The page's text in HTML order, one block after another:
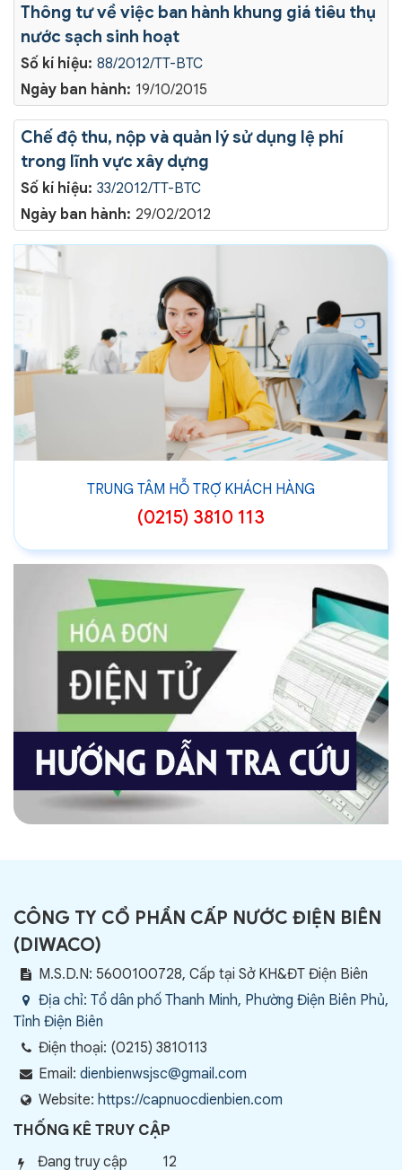
Số kí hiệu: 88/2012/TT-BTC
Ngày ban hành: 19/10/2015
Thông tư về việc ban hành khung giá tiêu thụ
nước sạch sinh hoạt
Số kí hiệu: 33/2012/TT-BTC
Ngày ban hành: 29/02/2012
Chế độ thu, nộp và quản lý sử dụng lệ phí
trong lĩnh vực xây dựng
TRUNG TÂM HỖ TRỢ KHÁCH HÀNG
(0215) 3810 113
CÔNG TY CỔ PHẦN CẤP NƯỚC ĐIỆN BIÊN
(DIWACO)
M.S.D.N: 5600100728, Cấp tại Sở KH&ĐT Điện Biên
Địa chỉ: Tổ dân phố Thanh Minh, Phường Điện Biên Phủ,
Tỉnh Điện Biên
Điện thoại: (0215) 3810113
Email: dienbienwsjsc@gmail.com
Website: https://capnuocdienbien.com
THỐNG KÊ TRUY CẬP
Đang truy cập 12